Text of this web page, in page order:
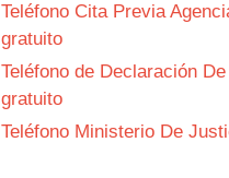
Teléfono Cita Previa
gratuito
Teléfono de Declaración
gratuito
Teléfono Ministerio De